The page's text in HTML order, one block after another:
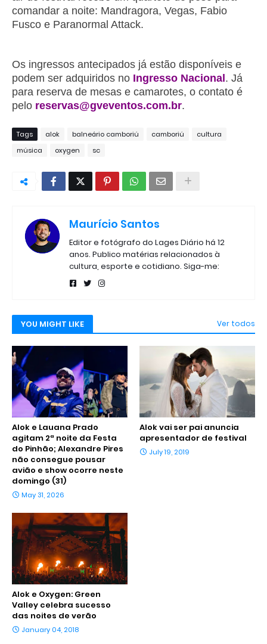
comandar a noite: Mandragora, Vegas, Fabio
Fusco e Paranormal Attack.
Os ingressos antecipados já estão disponíveis e
podem ser adquiridos no Ingresso Nacional . Já
para reserva de mesas e camarotes, o contato é
pelo reservas@gveventos.com.br.
Tags alok balneário camboriú camboriú
cultura
música
oxygen sc
Maurício Santos
Editor e fotógrafo do Lages Diário há 12
anos. Publico matérias relacionados à
cultura, esporte e cotidiano. Siga-me:
YOU MIGHT LIKE Ver todos
Alok e Lauana Prado
agitam 2ª noite da Festa
do Pinhão; Alexandre Pires
não consegue pousar
avião e show ocorre neste
domingo (31)
May 31, 2026
Alok vai ser pai anuncia
apresentador de festival
July 19, 2019
Alok e Oxygen: Green
Valley celebra sucesso
das noites de verão
January 04, 2018